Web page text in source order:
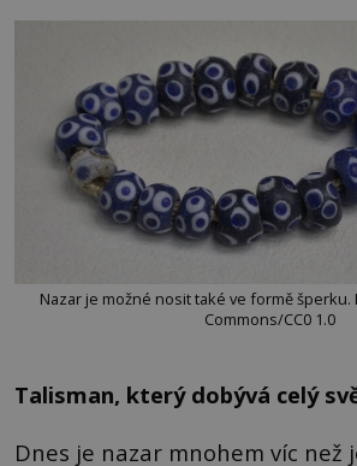
Nazar je možné nosit také ve formě šperku.
Commons/CC0 1.0
Talisman, který dobývá celý
Dnes je nazar mnohem víc než